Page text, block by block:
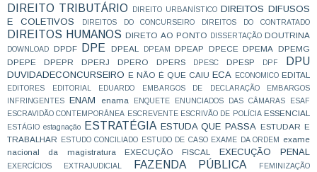
DIREITO TRIBUTÁRIO DIREITO URBANÍSTICO DIREITOS DIFUSOS
E COLETIVOS
DIREITOS DO CONCURSEIRO DIREITOS DO CONTRATADO
DIREITOS HUMANOS DIRETO AO PONTO DISSERTAÇÃO DOUTRINA
DOWNLOAD DPDF DPE DPEAL DPEAM DPEAP DPECE DPEMA DPEMG
DPEPE
DPEPR DPERJ DPERO DPERS DPESC DPESP DPF DPU
DUVIDADECONCURSEIRO E NÃO É QUE CAIU ECA ECONOMICO EDITAL
EDITORES EDITORIAL EDUARDO EMBARGOS DE DECLARAÇÃO
EMBARGOS
INFRINGENTES
ENAM enama ENQUETE ENUNCIADOS DAS CÂMARAS
ESAF
ESCRAVIDÃO CONTEMPORÂNEA ESCREVENTE ESCRIVÃO DE POLÍCIA ESSENCIAL
ESTÁGIO estagnação ESTRATÉGIA ESTUDA QUE PASSA ESTUDAR E
TRABALHAR
ESTUDO CONCILIADO ESTUDO DE CASO EXAME DA ORDEM
exame
nacional da magistratura
EXECUÇÃO FISCAL EXECUÇÃO PENAL
EXERCÍCIOS EXTRAJUDICIAL FAZENDA PÚBLICA FEMINIZAÇÃO